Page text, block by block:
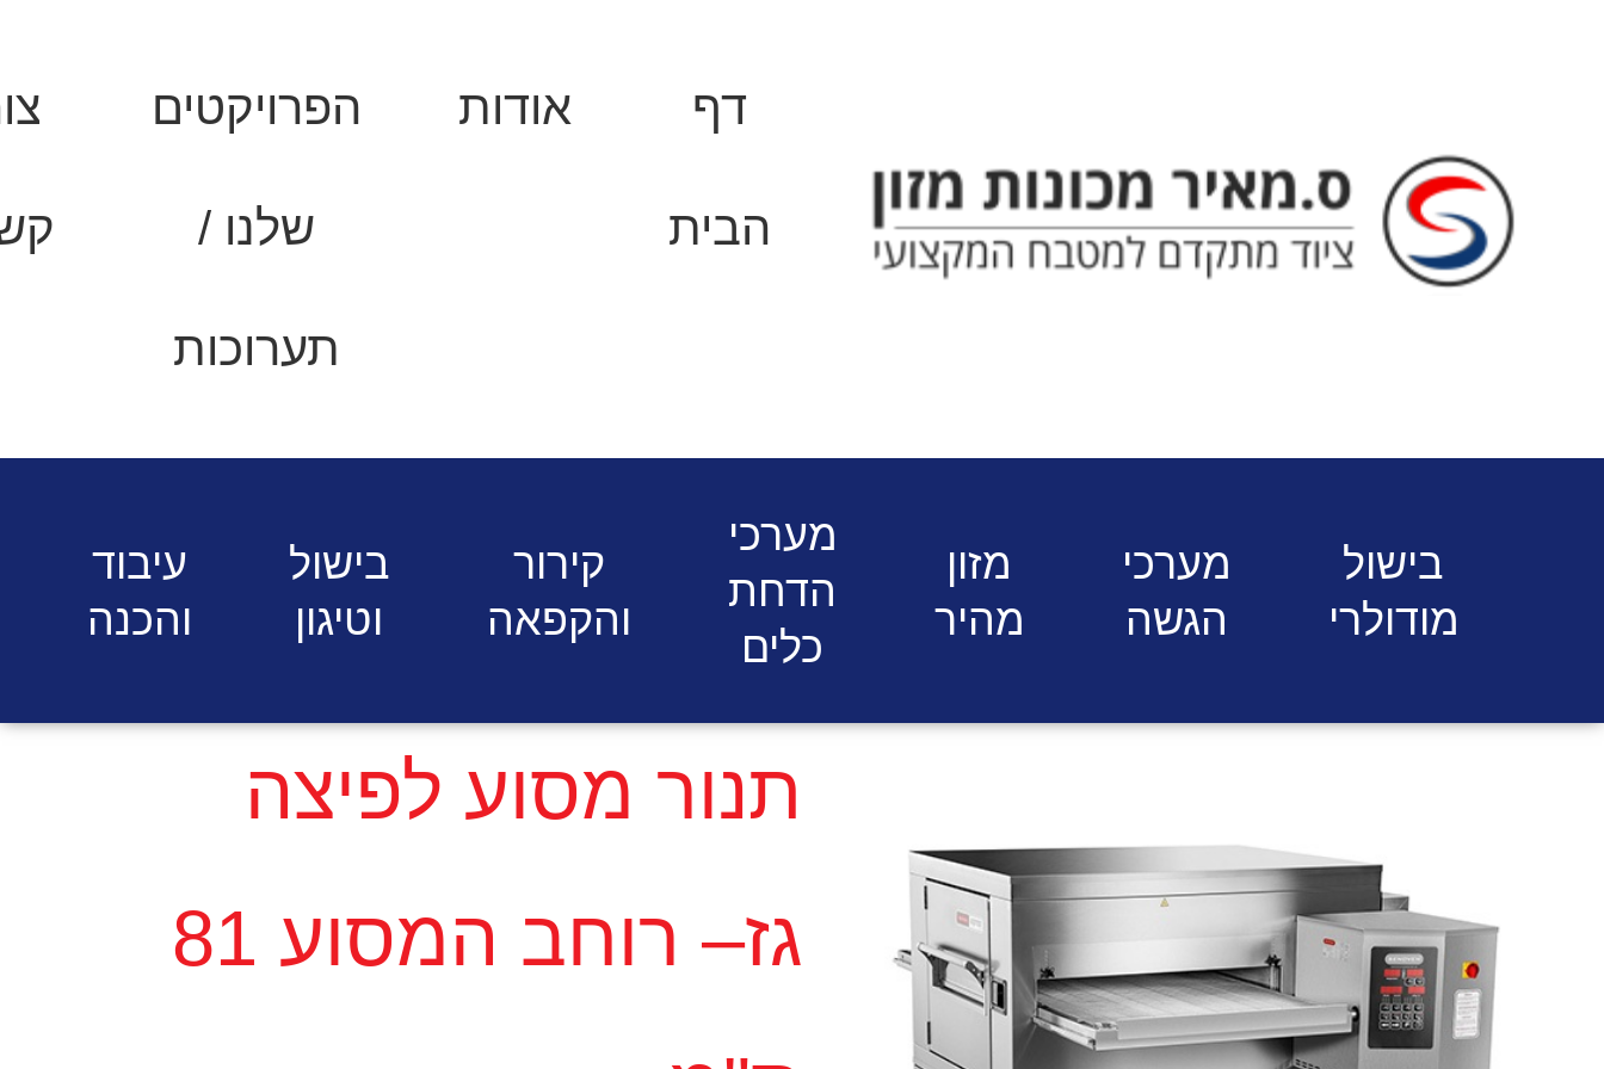
דף
הבית
אודות הפרויקטים
שלנו /
תערוכות
בישול
מודולרי
מערכי
הגשה
מזון
מהיר
מערכי
הדחת
כלים
קירור
והקפאה
בישול
וטיגון
עיבוד
והכנה
ס. מאיר - ציוד מתקדם למטבח המוסדי תנורים תעשייתיים וארונות חימום תנורים לפיצריות
תנור
תנור מסוע לפיצה
גז– רוחב המסוע 81